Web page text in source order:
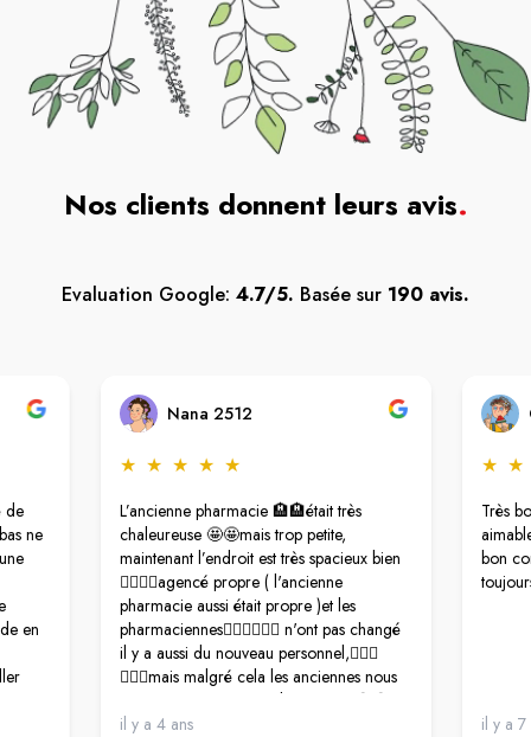
Nos clients donnent leurs avis.
Evaluation Google: 4.7/5. Basée sur 190 avis.
de
ne
en
Nana 2512
★ ★ ★ ★ ★
L’ancienne pharmacie 🏨🏨était très
chaleureuse 🤩🤩mais trop petite,
maintenant l’endroit est très spacieux bien
👍🏼👍🏼agencé propre ( l'ancienne
pharmacie aussi était propre )et les
pharmaciennes👩🏻‍⚕️👩🏻‍⚕️ n'ont pas changé
il y a aussi du nouveau personnel,👨🏻‍⚕️
👨🏻‍⚕️mais malgré cela les anciennes nous
reconnaissent à travers le masque 😷😷et
demandent toujours des nouvelles du
il y a 4 ans
★ ★
Très
bon
il y a 7